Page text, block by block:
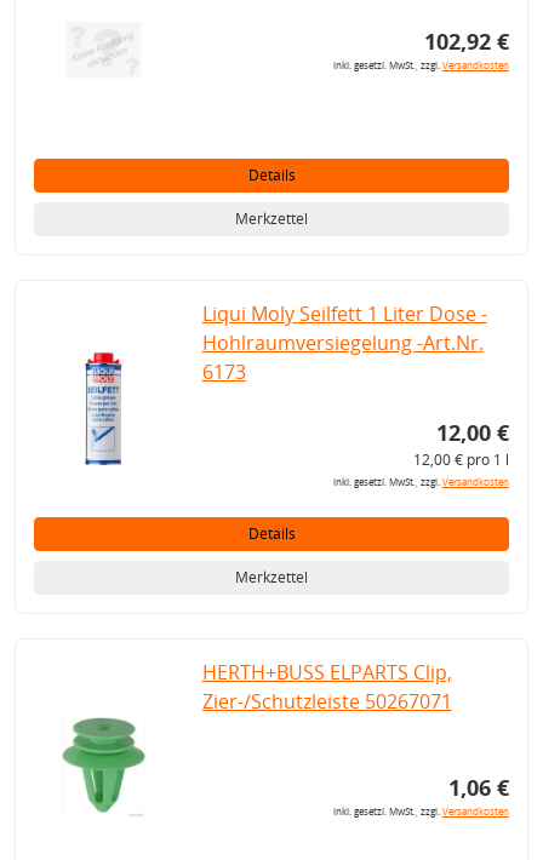
102,92 €
inkl. gesetzl. MwSt., zzgl.Versandkosten
Details
Merkzettel
Liqui Moly Seilfett 1 Liter Dose -
Hohlraumversiegelung -Art.Nr.
6173
12,00 €
12,00 € pro 1 l
inkl. gesetzl. MwSt., zzgl.Versandkosten
Details
Merkzettel
HERTH+BUSS ELPARTS Clip,
Zier-/Schutzleiste 50267071
1,06 €
inkl. gesetzl. MwSt., zzgl.Versandkosten